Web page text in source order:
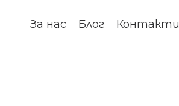
За нас Блог Контакти